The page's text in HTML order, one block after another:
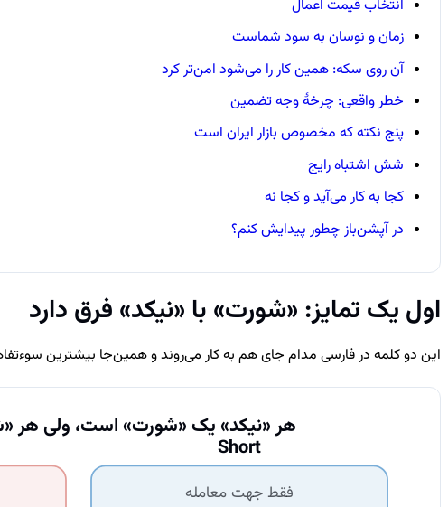
انتخاب قیمت اعمال
زمان و نوسان به سود شماست
آن روی سکه: همین کار را می‌شود امن‌تر کرد
خطر واقعی: چرخهٔ وجه تضمین
پنج نکته که مخصوص بازار ایران است
شش اشتباه رایج
کجا به کار می‌آید و کجا نه
در آپشن‌باز چطور پیدایش کنم؟
اول یک تمایز: «شورت» با «نیکد» فرق دارد
این دو کلمه در فارسی مدام جای هم به کار می‌روند و همین‌جا بیشترین
هر «نیکد» یک «شورت» است، ولی هر
Short
فقط جهت معامله